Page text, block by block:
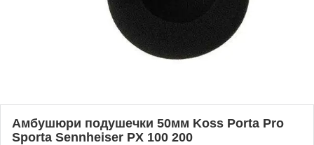
Амбушюри подушечки 50мм Koss Porta Pro
Sporta Sennheiser PX 100 200